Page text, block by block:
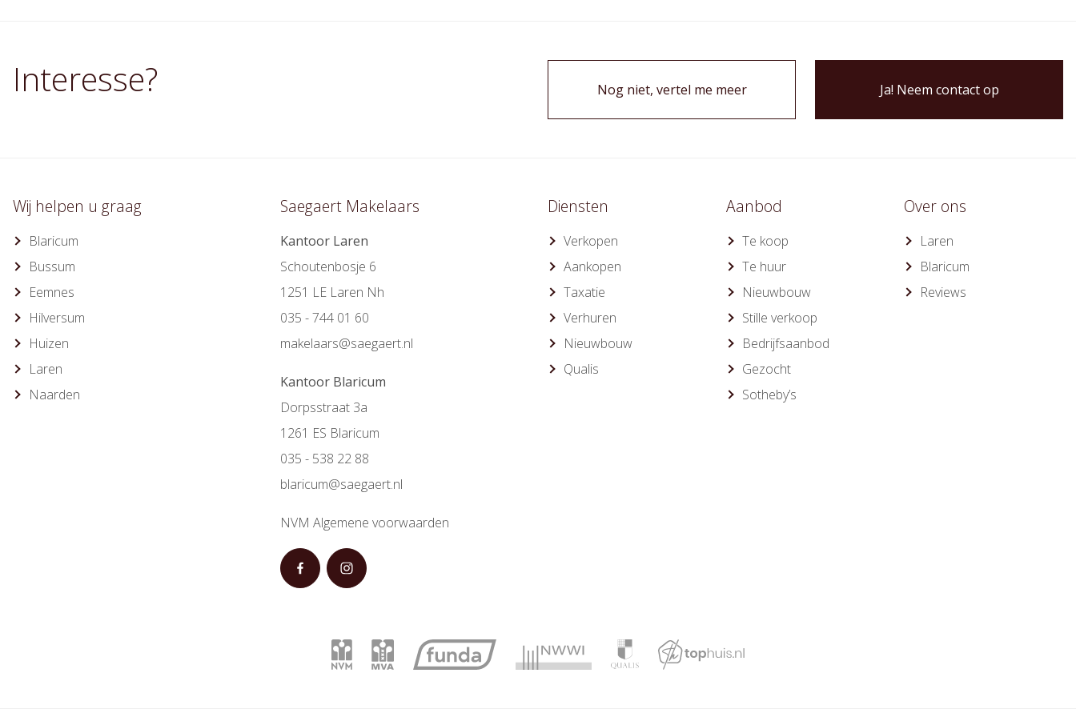
Interesse? Nog niet, vertel me meer Ja! Neem contact op
Wij helpen u graag
Blaricum
Bussum
Eemnes
Hilversum
Huizen
Laren
Naarden
Saegaert Makelaars
Kantoor Laren
Schoutenbosje 6
1251 LE Laren Nh
035 - 744 01 60
makelaars@saegaert.nl
Kantoor Blaricum
Dorpsstraat 3a
1261 ES Blaricum
035 - 538 22 88
blaricum@saegaert.nl
NVM Algemene voorwaarden
Diensten
Verkopen
Aankopen
Taxatie
Verhuren
Nieuwbouw
Qualis
Aanbod
Te koop
Te huur
Nieuwbouw
Stille verkoop
Bedrijfsaanbod
Gezocht
Sotheby’s
Over ons
Laren
Blaricum
Reviews